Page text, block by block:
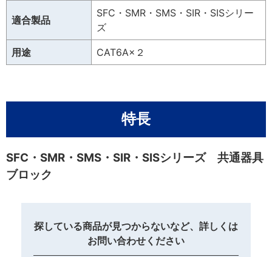
適合製品
SFC・SMR・SMS・SIR・SISシリー
ズ
用途 CAT6A×２
特長
SFC・SMR・SMS・SIR・SISシリーズ 共通器具
ブロック
探している商品が見つからないなど、詳しくは
お問い合わせください